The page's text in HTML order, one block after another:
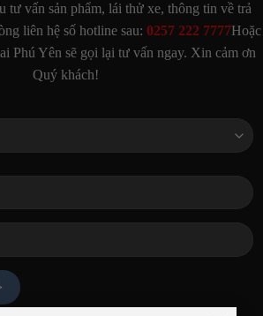
tư vấn sản phẩm, lái thử xe, thông tin về trả
liên hệ số hotline sau: 0257 222 7777Hoặc
Phú Yên sẽ gọi lại tư vấn ngay. Xin cảm ơn
Quý khách!